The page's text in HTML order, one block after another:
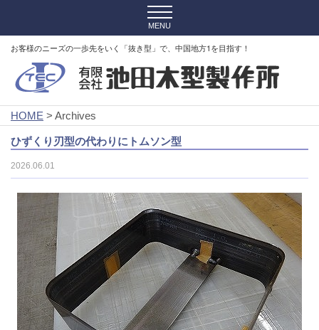
お客様のニーズの一歩先をいく「抜き型」で、中国地方1を目指す！
HOME > Archives
ひずくり刃型の代わりにトムソン型
2026.06.01